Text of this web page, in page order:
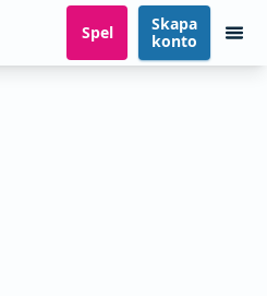
Spel
Skapa
konto